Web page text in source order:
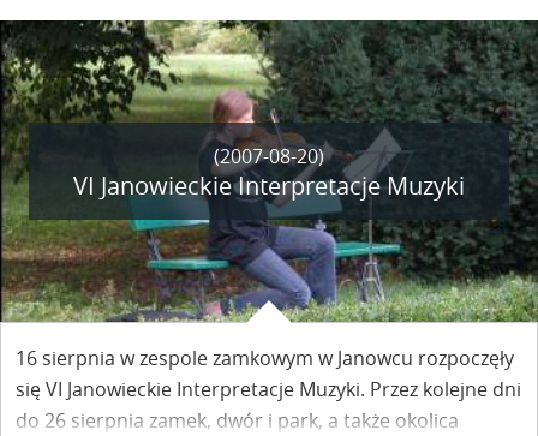
wąskotorową.
(2007-08-20)
VI Janowieckie Interpretacje Muzyki
16 sierpnia w zespole zamkowym w Janowcu rozpoczęły
się VI Janowieckie Interpretacje Muzyki. Przez kolejne dni
do 26 sierpnia zamek, dwór i park, a także okolica